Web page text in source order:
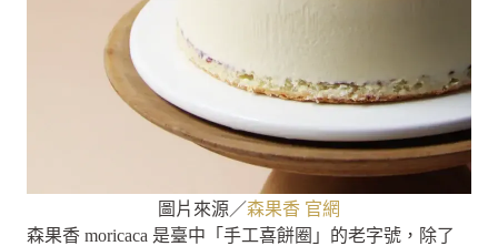
圖片來源／森果香 官網
森果香 moricaca 是臺中「手工喜餅圈」的老字號，除了